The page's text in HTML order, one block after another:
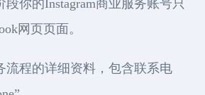
你的Instagram商业服务账号只
网页页面。
流程的详细资料，包含联系电